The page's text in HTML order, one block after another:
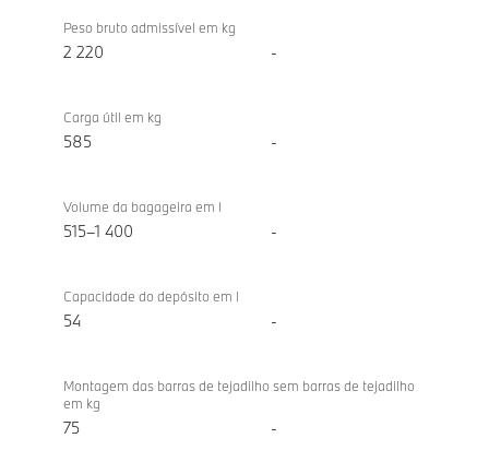
Peso bruto admissível em kg
2 220 -
Carga útil em kg
585 -
Volume da bagageira em l
515–1 400 -
Capacidade do depósito em l
54 -
Montagem das barras de tejadilho sem barras de tejadilho
em kg
75 -